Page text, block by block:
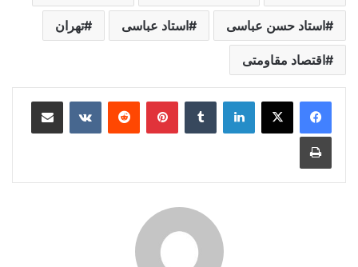
استاد حسن عباسی استاد عباسی تهران
اقتصاد مقاومتی
لینکدین ‫تامبلر ‫پین‌ترست‫رددیت ‫VKontakteاشتراک گذاری از طریق ایمیل
چاپ